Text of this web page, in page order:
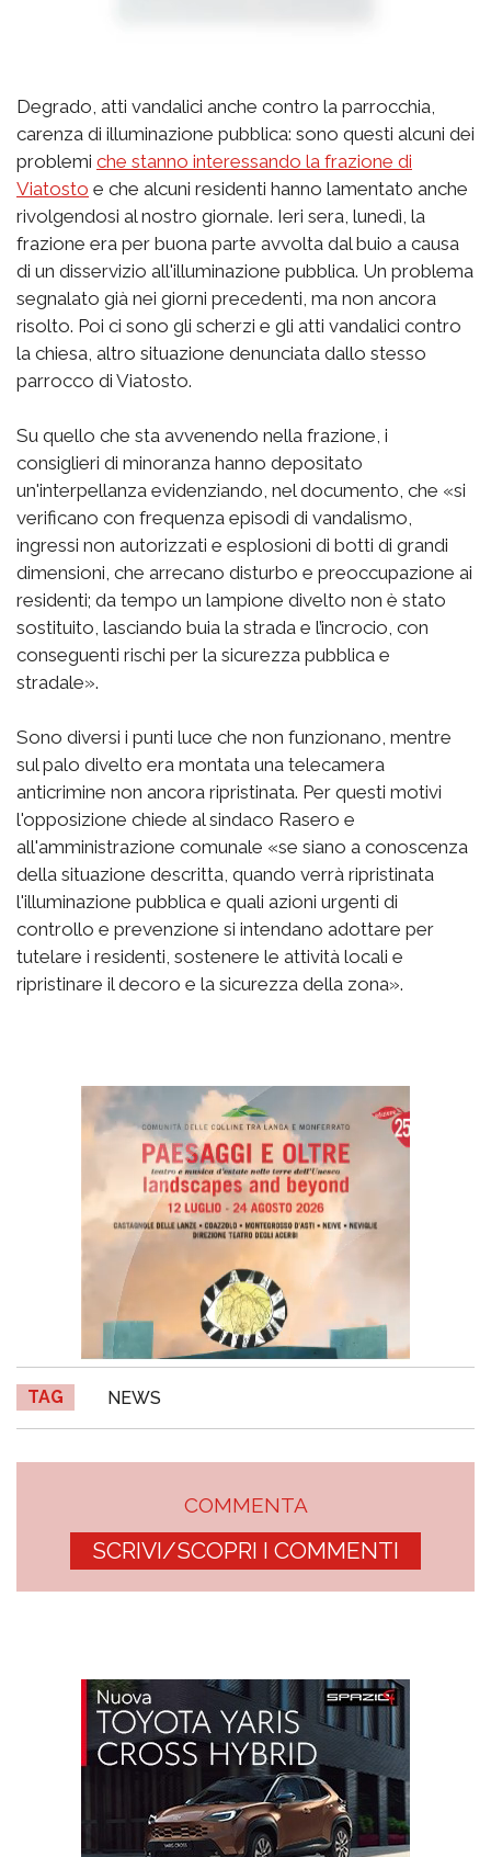
Degrado, atti vandalici anche contro la parrocchia,
carenza di illuminazione pubblica: sono questi alcuni dei
problemi che stanno interessando la frazione di
Viatosto e che alcuni residenti hanno lamentato anche
rivolgendosi al nostro giornale. Ieri sera, lunedì, la
frazione era per buona parte avvolta dal buio a causa
di un disservizio all'illuminazione pubblica. Un problema
segnalato già nei giorni precedenti, ma non ancora
risolto. Poi ci sono gli scherzi e gli atti vandalici contro
la chiesa, altro situazione denunciata dallo stesso
parrocco di Viatosto.
Su quello che sta avvenendo nella frazione, i
consiglieri di minoranza hanno depositato
un'interpellanza evidenziando, nel documento, che «si
verificano con frequenza episodi di vandalismo,
ingressi non autorizzati e esplosioni di botti di grandi
dimensioni, che arrecano disturbo e preoccupazione ai
residenti; da tempo un lampione divelto non è stato
sostituito, lasciando buia la strada e l’incrocio, con
conseguenti rischi per la sicurezza pubblica e
stradale».
Sono diversi i punti luce che non funzionano, mentre
sul palo divelto era montata una telecamera
anticrimine non ancora ripristinata. Per questi motivi
l'opposizione chiede al sindaco Rasero e
all'amministrazione comunale «se siano a conoscenza
della situazione descritta, quando verrà ripristinata
l'illuminazione pubblica e quali azioni urgenti di
controllo e prevenzione si intendano adottare per
tutelare i residenti, sostenere le attività locali e
ripristinare il decoro e la sicurezza della zona».
TAG NEWS
COMMENTA
SCRIVI/SCOPRI I COMMENTI